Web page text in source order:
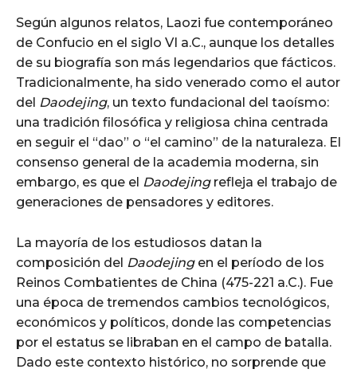
Según algunos relatos, Laozi fue contemporáneo
de Confucio en el siglo VI a.C., aunque los detalles
de su biografía son más legendarios que fácticos.
Tradicionalmente, ha sido venerado como el autor
del Daodejing, un texto fundacional del taoísmo:
una tradición filosófica y religiosa china centrada
en seguir el “dao” o “el camino” de la naturaleza. El
consenso general de la academia moderna, sin
embargo, es que el Daodejingrefleja el trabajo de
generaciones de pensadores y editores.
La mayoría de los estudiosos datan la
composición del Daodejingen el período de los
Reinos Combatientes de China (475-221 a.C.). Fue
una época de tremendos cambios tecnológicos,
económicos y políticos, donde las competencias
por el estatus se libraban en el campo de batalla.
Dado este contexto histórico, no sorprende que